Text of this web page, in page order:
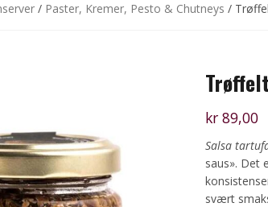
/ Paster, Kremer, Pesto & Chutneys /
kr89,00
Salsa
saus». Det
svært